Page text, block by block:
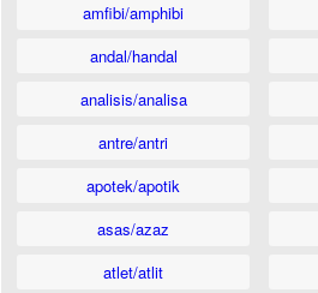
amfibi/amphibi
andal/handal
analisis/analisa
antre/antri
apotek/apotik
asas/azaz
atlet/atlit